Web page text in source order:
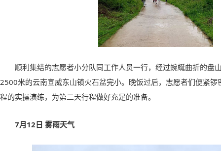
顺利集结的志愿者小分队同工作人员一行，经过蜿蜒曲折的盘
2500米的云南宣威东山镇火石盆完小。晚饭过后，志愿者们便紧
程的实操演练，为第二天行程做好充足的准备。
7月12日 雾雨天气